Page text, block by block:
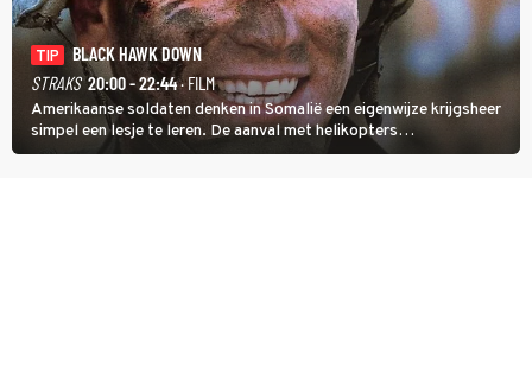
TIP
BLACK HAWK DOWN
STRAKS 20:00 - 22:44· FILM
Amerikaanse soldaten denken in Somalië een eigenwijze krijgsheer
simpel een lesje te leren. De aanval met helikopters
verloopt in Black Hawk down dramatisch.